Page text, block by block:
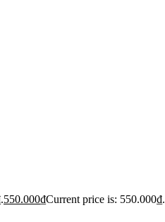
550.000₫Current price is: 550.000₫.